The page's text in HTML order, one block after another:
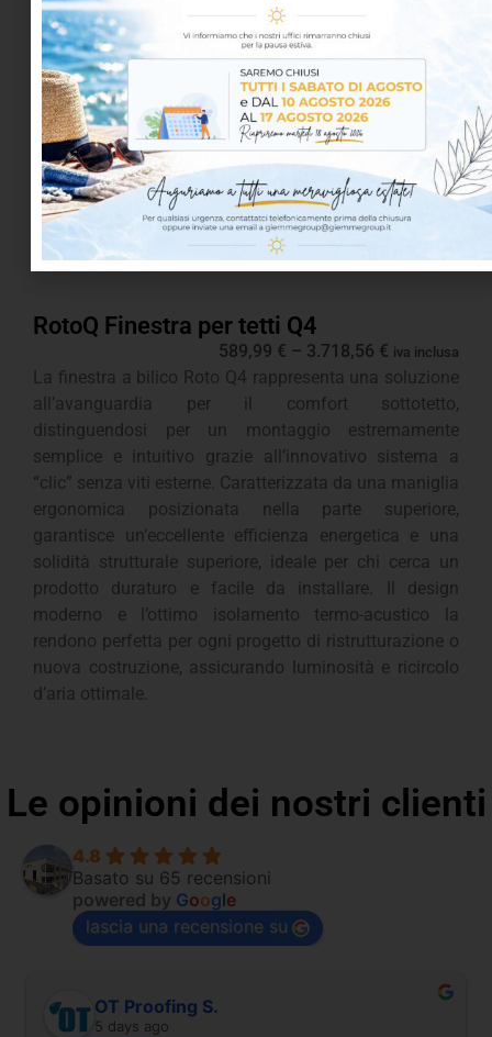
RotoQ Finestra per tetti Q4
589,99 € – 3.718,56 € iva inclusa
La finestra a bilico Roto Q4 rappresenta una soluzione
all’avanguardia per il comfort sottotetto,
distinguendosi per un montaggio estremamente
semplice e intuitivo grazie all’innovativo sistema a
“clic” senza viti esterne. Caratterizzata da una maniglia
ergonomica posizionata nella parte superiore,
garantisce un’eccellente efficienza energetica e una
solidità strutturale superiore, ideale per chi cerca un
prodotto duraturo e facile da installare. Il design
moderno e l’ottimo isolamento termo-acustico la
rendono perfetta per ogni progetto di ristrutturazione o
nuova costruzione, assicurando luminosità e ricircolo
d’aria ottimale.
Le opinioni dei nostri clienti
4.8
Basato su 65 recensioni
powered by Google
lascia una recensione su
OT Proofing S.
5 days ago